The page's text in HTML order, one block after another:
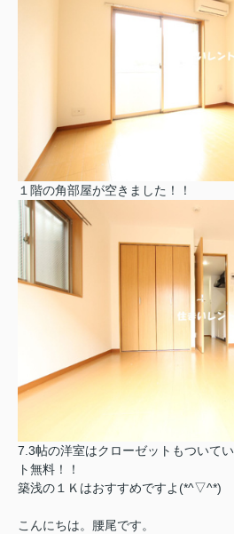
１階の角部屋が空きました！！
7.3帖の洋室はクローゼットもついて
ト無料！！
築浅の１Ｋはおすすめですよ(*^▽^*)
こんにちは。腰尾です。